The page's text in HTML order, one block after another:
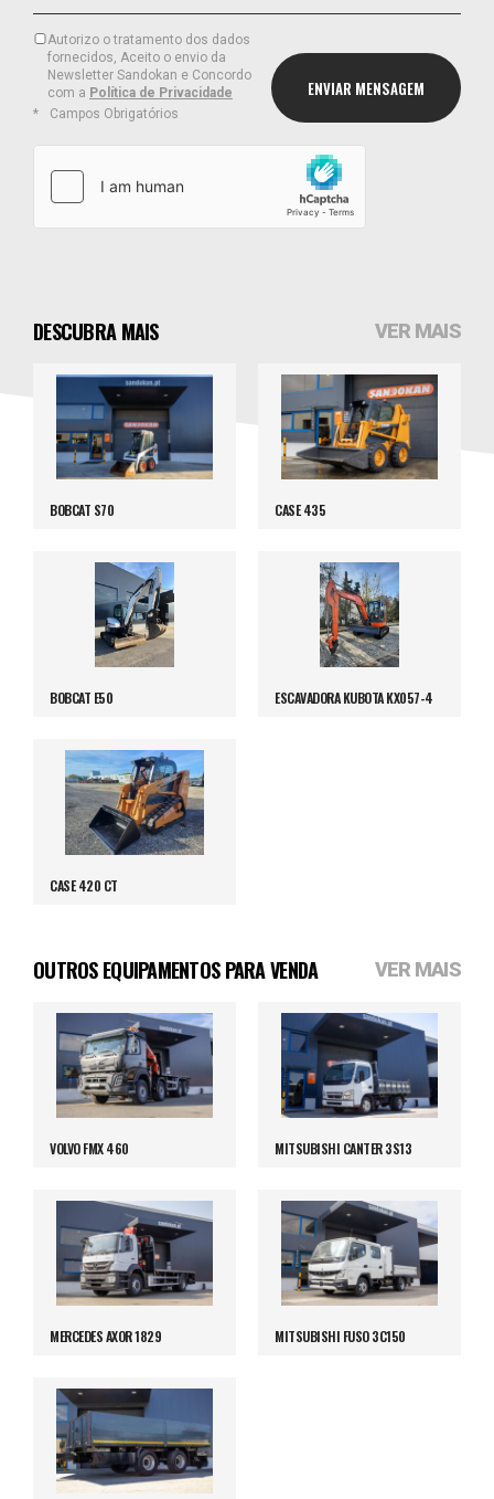
Autorizo o tratamento dos dados
fornecidos, Aceito o envio da
Newsletter Sandokan e Concordo
com a Política de Privacidade
Campos Obrigatórios
DESCUBRA MAIS VER MAIS
BOBCAT S70 CASE 435
BOBCAT E50 ESCAVADORA KUBOTA KX057-4
CASE 420 CT
OUTROS EQUIPAMENTOS PARA VENDA VER MAIS
VOLVO FMX 460 MITSUBISHI CANTER 3S13
MERCEDES AXOR 1829 MITSUBISHI FUSO 3C150